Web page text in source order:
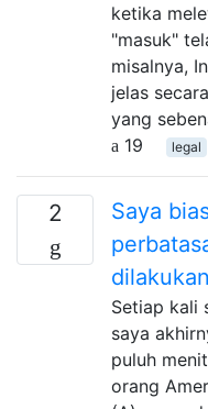
ketika
"masuk"
misalnya,
jelas
yang
19
legal
2
Saya
Setiap kali
saya
puluh
orang